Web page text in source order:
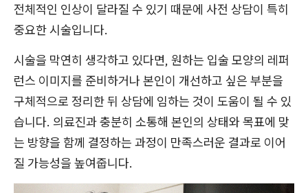
전체적인 인상이 달라질 수 있기 때문에 사전 상담이 특히
중요한 시술입니다.
시술을 막연히 생각하고 있다면, 원하는 입술 모양의 레퍼
런스 이미지를 준비하거나 본인이 개선하고 싶은 부분을
구체적으로 정리한 뒤 상담에 임하는 것이 도움이 될 수 있
습니다. 의료진과 충분히 소통해 본인의 상태와 목표에 맞
는 방향을 함께 결정하는 과정이 만족스러운 결과로 이어
질 가능성을 높여줍니다.